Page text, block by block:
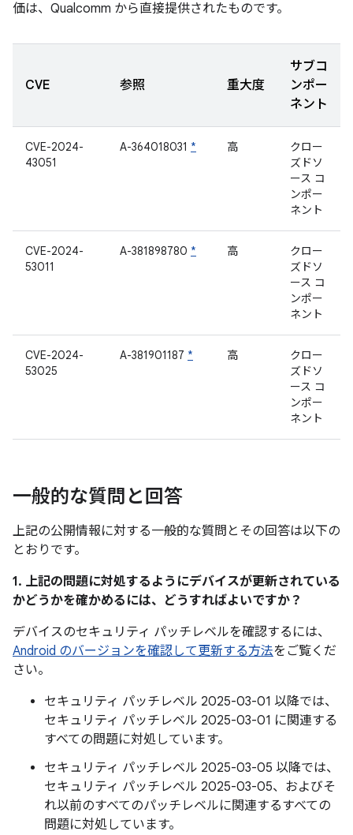
価は、Qualcomm から直接提供されたものです。
CVE 参照 重大度
サブコ
ンポー
ネント
CVE-2024-
43051
A-364018031 * 高
クロー
ズドソ
ース コ
ンポー
ネント
CVE-2024-
53011
A-381898780 * 高
クロー
ズドソ
ース コ
ンポー
ネント
CVE-2024-
53025
A-381901187 * 高
クロー
ズドソ
ース コ
ンポー
ネント
一般的な質問と回答
上記の公開情報に対する一般的な質問とその回答は以下の
とおりです。
1. 上記の問題に対処するようにデバイスが更新されている
かどうかを確かめるには、どうすればよいですか？
デバイスのセキュリティ パッチレベルを確認するには、
Android のバージョンを確認して更新する方法をご覧くだ
さい。
セキュリティ パッチレベル 2025-03-01 以降では、
セキュリティ パッチレベル 2025-03-01 に関連する
すべての問題に対処しています。
セキュリティ パッチレベル 2025-03-05 以降では、
セキュリティ パッチレベル 2025-03-05、およびそ
れ以前のすべてのパッチレベルに関連するすべての
問題に対処しています。